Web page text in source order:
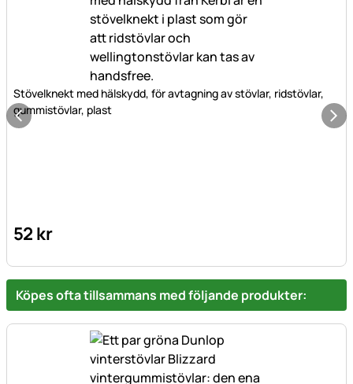
Stövelknekt med hälskydd, för avtagning av stövlar, ridstövlar,
gummistövlar, plast
52 kr
Köpes ofta tillsammans med följande produkter: